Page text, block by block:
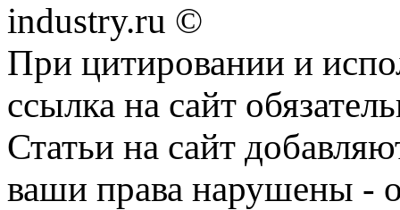
industry.ru ©
При цитировании и
ссылка на сайт
Статьи на сайт
ваши права нарушены -